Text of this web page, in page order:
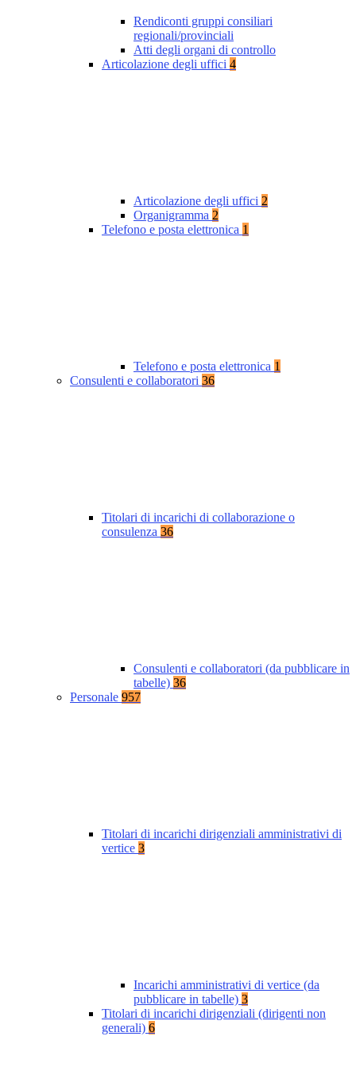
Rendiconti gruppi consiliari
regionali/provinciali
Atti degli organi di controllo
Articolazione degli uffici 4
Articolazione degli uffici 2
Organigramma 2
Telefono e posta elettronica 1
Telefono e posta elettronica 1
Consulenti e collaboratori 36
Titolari di incarichi di collaborazione o
consulenza 36
Consulenti e collaboratori (da pubblicare in
tabelle) 36
Personale 957
Titolari di incarichi dirigenziali amministrativi di
vertice 3
Incarichi amministrativi di vertice (da
pubblicare in tabelle) 3
Titolari di incarichi dirigenziali (dirigenti non
generali) 6